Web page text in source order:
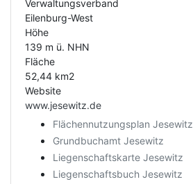
Verwaltungsverband
Eilenburg-West
Höhe
139 m ü. NHN
Fläche
52,44 km2
Website
www.jesewitz.de
Flächennutzungsplan Jesewitz
Grundbuchamt Jesewitz
Liegenschaftskarte Jesewitz
Liegenschaftsbuch Jesewitz